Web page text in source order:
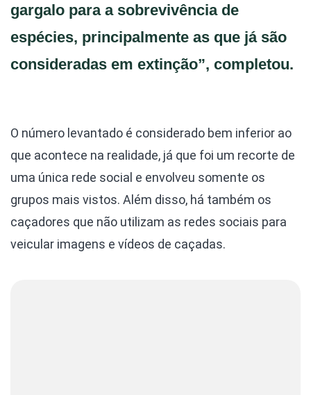
gargalo para a sobrevivência de
espécies, principalmente as que já são
consideradas em extinção”, completou.
O número levantado é considerado bem inferior ao
que acontece na realidade, já que foi um recorte de
uma única rede social e envolveu somente os
grupos mais vistos. Além disso, há também os
caçadores que não utilizam as redes sociais para
veicular imagens e vídeos de caçadas.